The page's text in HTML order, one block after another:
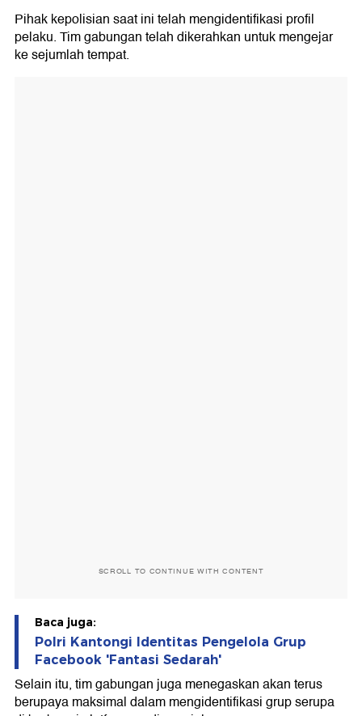
Pihak kepolisian saat ini telah mengidentifikasi profil
pelaku. Tim gabungan telah dikerahkan untuk mengejar
ke sejumlah tempat.
SCROLL TO CONTINUE WITH CONTENT
Baca juga:
Polri Kantongi Identitas Pengelola Grup
Facebook 'Fantasi Sedarah'
Selain itu, tim gabungan juga menegaskan akan terus
berupaya maksimal dalam mengidentifikasi grup serupa